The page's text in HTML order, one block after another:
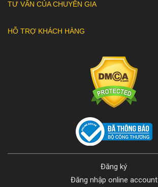
TƯ VẤN CỦA CHUYÊN GIA
HỖ TRỢ KHÁCH HÀNG
Đăng ký
Đăng nhập online account